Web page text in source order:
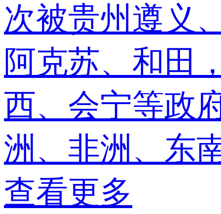
次被贵州遵义
阿克苏、和田
西、会宁等政
洲、非洲、东
查看更多